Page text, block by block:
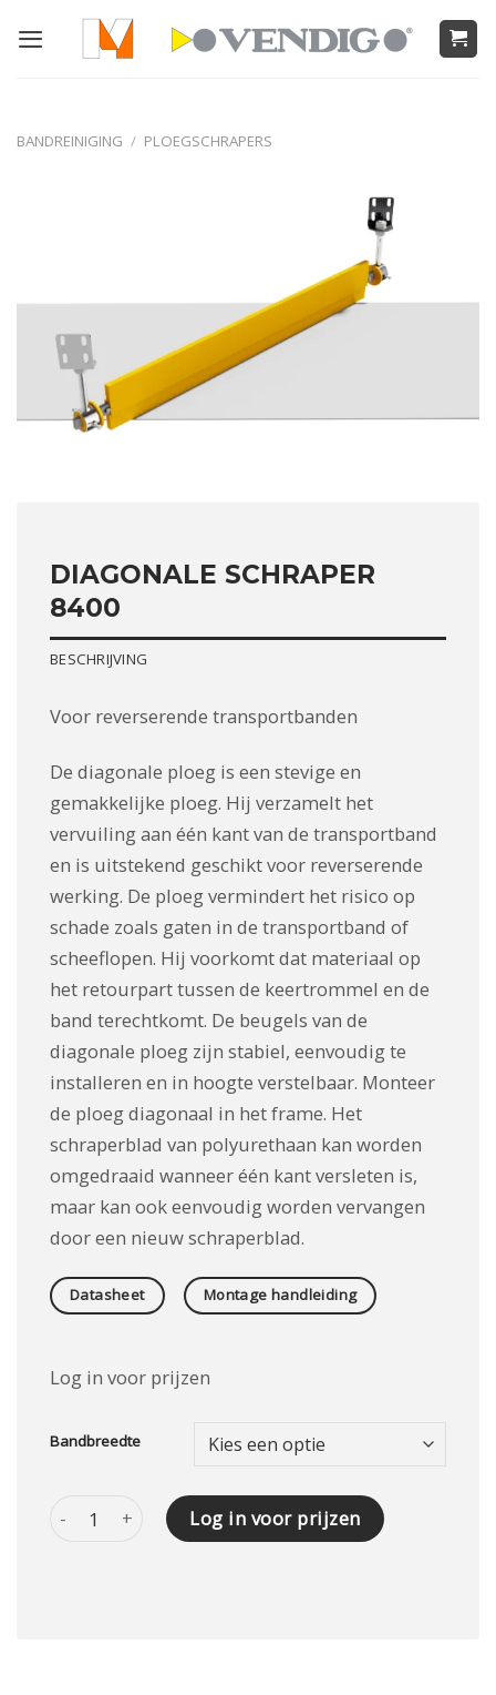
naar
BANDREINIGING / PLOEGSCHRAPERS
DIAGONALE SCHRAPER
8400
BESCHRIJVING
Voor reverserende transportbanden
De diagonale ploeg is een stevige en
gemakkelijke ploeg. Hij verzamelt het
vervuiling aan één kant van de transportband
en is uitstekend geschikt voor reverserende
werking. De ploeg vermindert het risico op
schade zoals gaten in de transportband of
scheeflopen. Hij voorkomt dat materiaal op
het retourpart tussen de keertrommel en de
band terechtkomt. De beugels van de
diagonale ploeg zijn stabiel, eenvoudig te
installeren en in hoogte verstelbaar. Monteer
de ploeg diagonaal in het frame. Het
schraperblad van polyurethaan kan worden
omgedraaid wanneer één kant versleten is,
maar kan ook eenvoudig worden vervangen
door een nieuw schraperblad.
Datasheet Montage handleiding
Log in voor prijzen
Bandbreedte
Diagonale schraper 8400 aantal
Log in voor prijzen